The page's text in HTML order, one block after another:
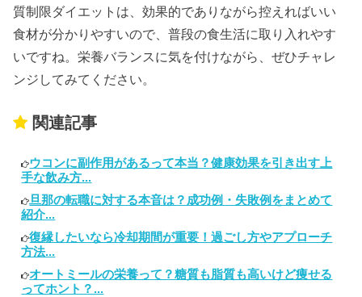
質制限ダイエットは、効果的でありながら控えればいい
食材が分かりやすいので、普段の食生活に取り入れやす
いですね。栄養バランスに気を付けながら、ぜひチャレ
ンジしてみてください。
関連記事
ウコンに副作用があるって本当？健康効果を引き出す上
手な飲み方...
旦那の転職に対する本音は？成功例・失敗例をまとめて
紹介...
復縁したいなら冷却期間が重要！過ごし方やアプローチ
方法...
オートミールの栄養って？糖質も脂質も高いけど痩せる
ってホント？...